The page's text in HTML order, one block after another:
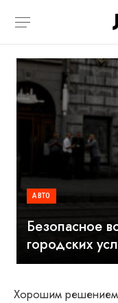
АВТО
Безопасное
городских
Хорошим решением